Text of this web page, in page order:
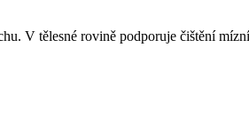
V tělesné rovině podporuje čištění